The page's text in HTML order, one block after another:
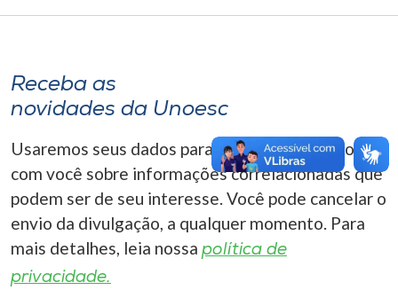
A-
Receba as
novidades da Unoesc
Usaremos seus dados para entrar em contato
com você sobre informações correlacionadas que
podem ser de seu interesse. Você pode cancelar o
envio da divulgação, a qualquer momento. Para
mais detalhes, leia nossa política de
privacidade.